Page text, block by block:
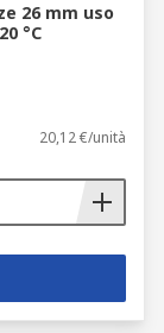
di RS
alle
26 mm uso
°C
20,12 €/unità